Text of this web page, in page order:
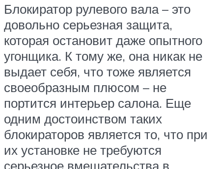
Блокиратор рулевого вала – это
довольно серьезная защита,
которая остановит даже опытного
угонщика. К тому же, она никак не
выдает себя, что тоже является
своеобразным плюсом – не
портится интерьер салона. Еще
одним достоинством таких
блокираторов является то, что при
их установке не требуются
серьезное вмешательства в